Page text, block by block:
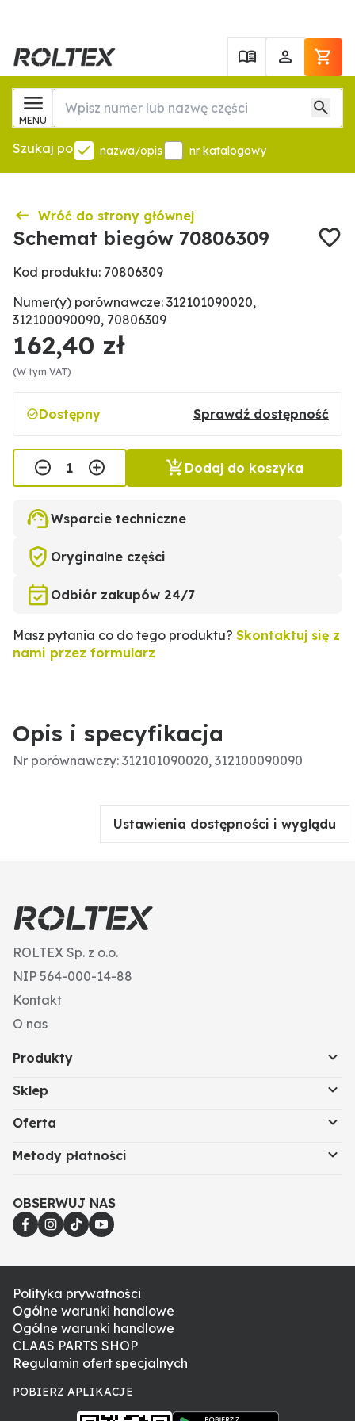
MENU
Szukaj po nazwa/opis nr katalogowy
Wróć do strony głównej
Schemat biegów 70806309
Kod produktu: 70806309
Numer(y) porównawcze: 312101090020,
312100090090, 70806309
162,40 zł
(W tym VAT)
Dostępny Sprawdź dostępność
Dodaj do koszyka
Wsparcie techniczne
Oryginalne części
Odbiór zakupów 24/7
Masz pytania co do tego produktu? Skontaktuj się z
nami przez formularz
Opis i specyfikacja
Nr porównawczy: 312101090020, 312100090090
Ustawienia dostępności i wyglądu
ROLTEX Sp. z o.o.
NIP 564-000-14-88
Kontakt
O nas
Produkty
Sklep
Oferta
Metody płatności
OBSERWUJ NAS
Polityka prywatności
Ogólne warunki handlowe
Ogólne warunki handlowe
CLAAS PARTS SHOP
Regulamin ofert specjalnych
POBIERZ APLIKACJE